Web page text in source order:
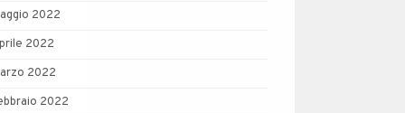
2022
2022
2022
2022